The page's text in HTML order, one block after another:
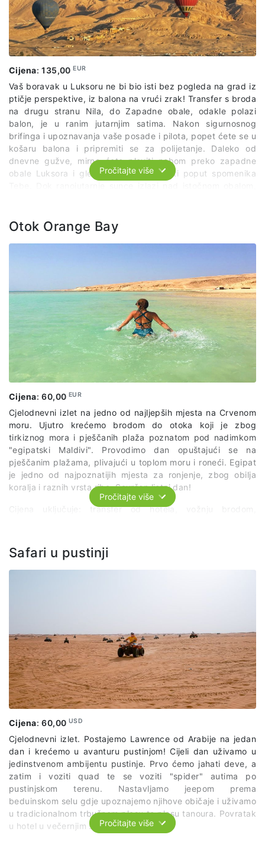
Cijena:135,00EUR
Vaš boravak u Luksoru ne bi bio isti bez pogleda na grad iz
ptičje perspektive, iz balona na vrući zrak! Transfer s broda
na drugu stranu Nila, do Zapadne obale, odakle polazi
balon, je u ranim jutarnjim satima. Nakon sigurnosnog
brifinga i upoznavanja vaše posade i pilota, popet ćete se u
košaru balona i pripremiti se za polijetanje. Daleko od
dnevne gužve, mirno ćete ploviti nebom preko zapadne
obale Luksora i gledati na znamenitosti poput spomenika
povijesnim uvidom dok promatrate znamenitosti kao što su
hram kraljice Hatšepsut i Karnak, kao i ostale poznate
građevine. Nakon slijetanja, bit ćete prebačeni natrag na
Cijena uključuje: transfer s broda, čaj i kavu, 45-minutni let
iznad Luksora, potvrdu o letu
Pročitajte više
Otok Orange Bay
Cijena:60,00 EUR
Cjelodnevni izlet na jedno od najljepših mjesta na Crvenom
moru. Ujutro krećemo brodom do otoka koji je zbog
tirkiznog mora i pješčanih plaža poznatom pod nadimkom
"egipatski Maldivi". Provodimo dan opuštajući se na
pješčanim plažama, plivajući u toplom moru i roneći. Egipat
je jedno od najpoznatijih mjesta za ronjenje, zbog obilja
koralja i raznih vrsta riba. Savršen ljetni dan!
Cijena uključuje: transfer od hotela, vožnju brodom,
Pročitajte više
Safari u pustinji
Cijena:60,00 USD
Cjelodnevni izlet. Postajemo Lawrence od Arabije na jedan
dan i krećemo u avanturu pustinjom! Cijeli dan uživamo u
jedinstvenom ambijentu pustinje. Prvo ćemo jahati deve, a
zatim i voziti quad te se voziti "spider" autima po
pustinjskom terenu. Nastavljamo jeepom prema
beduinskom selu gdje upoznajemo njihove običaje i uživamo
u tradicionalnom trbušnom plesu te plesu tanoura. Povratak
u hotel u večernjim satima.Pročitajte više